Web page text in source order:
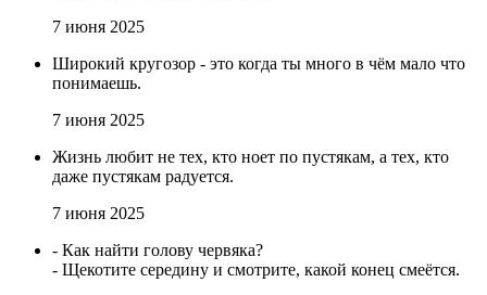
7 июня 2025
Широкий кругозор - это когда ты много в чём мало что
понимаешь.
7 июня 2025
Жизнь любит не тех, кто ноет по пустякам, а тех, кто
даже пустякам радуется.
7 июня 2025
- Как найти голову червяка?
- Щекотите середину и смотрите, какой конец смеётся.